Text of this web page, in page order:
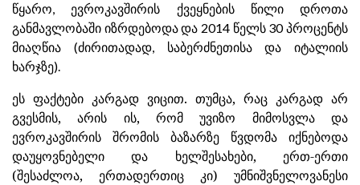
წყარო, ევროკავშირის ქვეყნების წილი დროთა
განმავლობაში იზრდებოდა და 2014 წელს 30 პროცენტს
მიაღწია (ძირითადად, საბერძნეთისა და იტალიის
ხარჯზე).
ეს ფაქტები კარგად ვიცით. თუმცა, რაც კარგად არ
გვესმის, არის ის, რომ უვიზო მიმოსვლა და
ევროკავშირის შრომის ბაზარზე წვდომა იქნებოდა
დაუყოვნებელი და ხელშესახები, ერთ-ერთი
(შესაძლოა, ერთადერთიც კი) უმნიშვნელოვანესი